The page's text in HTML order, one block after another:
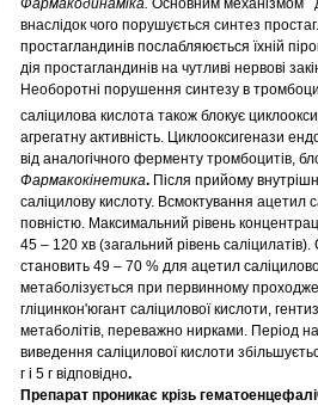
Фармакодинаміка. Основним механізмом
внаслідок чого порушується синтез
простагландинів послабляюється їхній
дія простагландинів на чутливі нервові
Необоротні порушення синтезу в
саліцилова кислота також блокує
агрегатну активність. Циклооксигенази
від аналогічного ферменту тромбоцитів,
Фармакокінетика. Після прийому
саліцилову кислоту. Всмоктування ацетил
повністю. Максимальний рівень
45 – 120 хв (загальний рівень
становить 49 – 70 % для ацетил
метаболізується при первинному
гліцинкон'югант саліцилової кислоти,
метаболітів, переважно нирками. Період
виведення саліцилової кислоти
г і 5 г відповідно.
Препарат проникає крізь